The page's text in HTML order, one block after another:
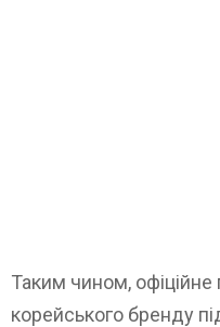
Таким чином,
корейського бренду